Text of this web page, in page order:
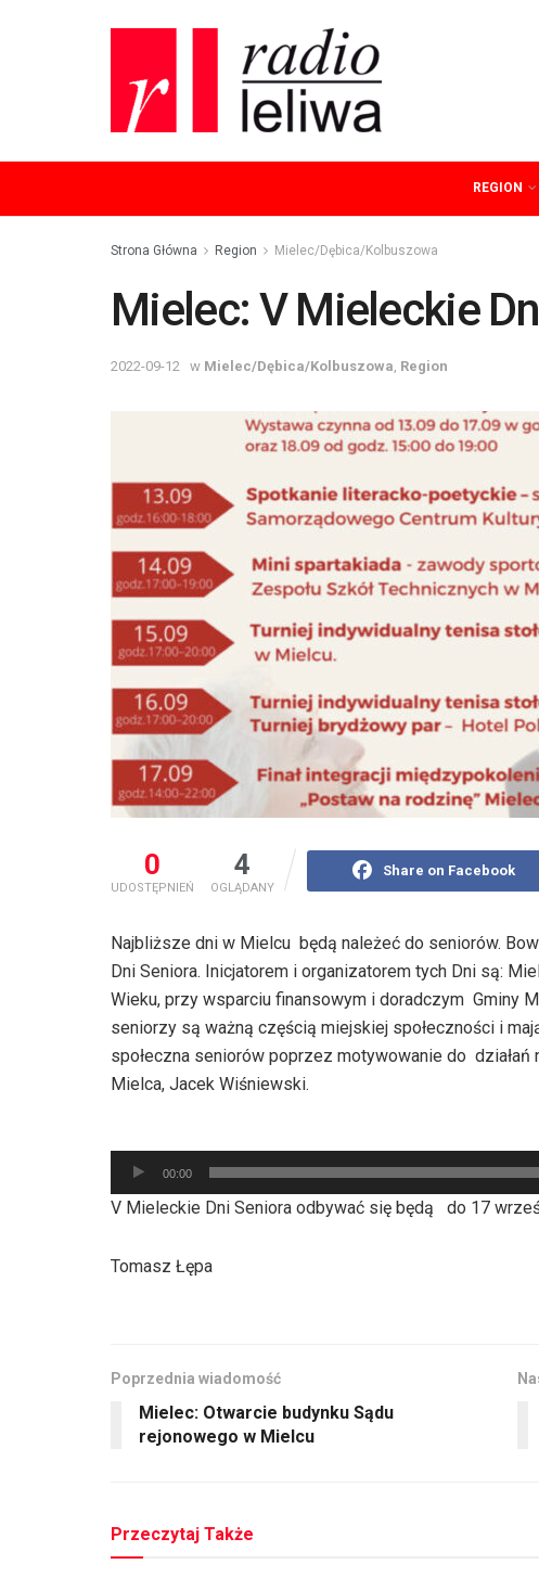
REGION
Strona Główna Region Mielec/Dębica/Kolbuszowa
Mielec: V Mieleckie
2022-09-12 w Mielec/Dębica/Kolbuszowa Region
0
UDOSTĘPNIEŃ
4
OGLĄDANY
Share on Facebook
Najbliższe dni w Mielcu będą należeć do seniorów.
Dni Seniora. Inicjatorem i organizatorem tych Dni są:
Wieku, przy wsparciu finansowym i doradczym Gminy
seniorzy są ważną częścią miejskiej społeczności i
społeczna seniorów poprzez motywowanie do
Mielca, Jacek Wiśniewski.
Odtwarzacz
plików
00:00
V Mieleckie Dni Seniora odbywać się będą do 17
Tomasz Łępa
Poprzednia wiadomość
Mielec: Otwarcie budynku Sądu
rejonowego w Mielcu
Przeczytaj Także